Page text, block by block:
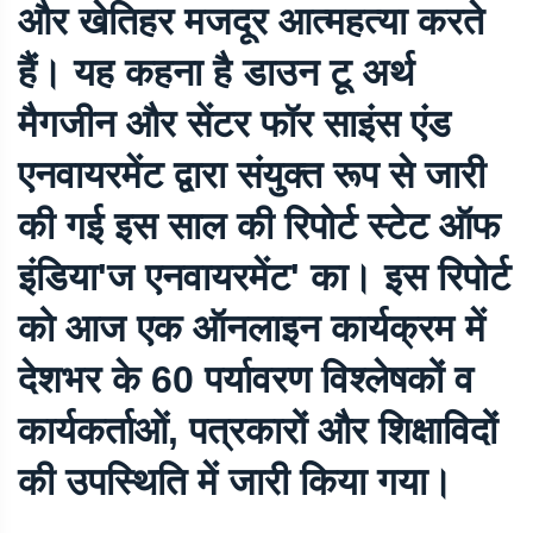
और खेतिहर मजदूर आत्महत्या करते
हैं। यह कहना है डाउन टू अर्थ
मैगजीन और सेंटर फॉर साइंस एंड
एनवायरमेंट द्वारा संयुक्त रूप से जारी
की गई इस साल की रिपोर्ट स्टेट ऑफ
इंडिया'ज एनवायरमेंट' का। इस रिपोर्ट
को आज एक ऑनलाइन कार्यक्रम में
देशभर के 60 पर्यावरण विश्लेषकों व
कार्यकर्ताओं, पत्रकारों और शिक्षाविदों
की उपस्थिति में जारी किया गया।